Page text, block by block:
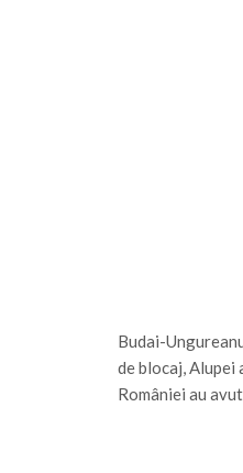
Budai-
de blocaj, Alupei
României au